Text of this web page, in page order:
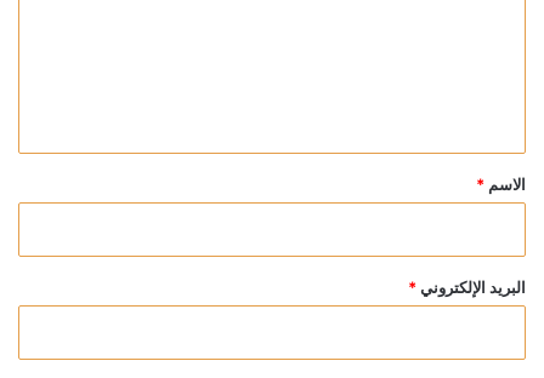
*
الاسم *
البريد الإلكتروني *